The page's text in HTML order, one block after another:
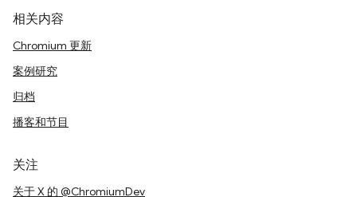
相关内容
Chromium 更新
案例研究
归档
播客和节目
关注
关于 X 的 @ChromiumDev